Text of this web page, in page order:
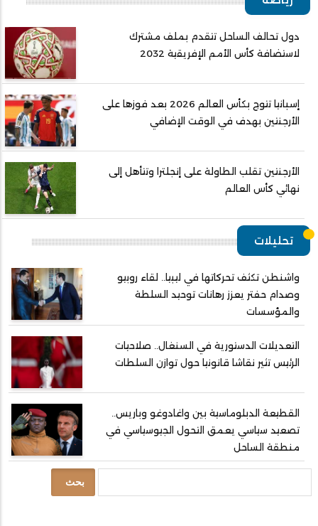
دول تحالف الساحل تتقدم بملف مشترك
لاستضافة كأس الأمم الإفريقية 2032
إسبانيا تتوج بكأس العالم 2026 بعد فوزها على
الأرجنتين بهدف في الوقت الإضافي
الأرجنتين تقلب الطاولة على إنجلترا وتتأهل إلى
نهائي كأس العالم
تحليلات
واشنطن تكثف تحركاتها في ليبيا.. لقاء روبيو
وصدام حفتر يعزز رهانات توحيد السلطة
والمؤسسات
التعديلات الدستورية في السنغال.. صلاحيات
الرئيس تثير نقاشا قانونيا حول توازن السلطات
القطيعة الدبلوماسية بين واغادوغو وباريس..
تصعيد سياسي يعمق التحول الجيوسياسي في
منطقة الساحل